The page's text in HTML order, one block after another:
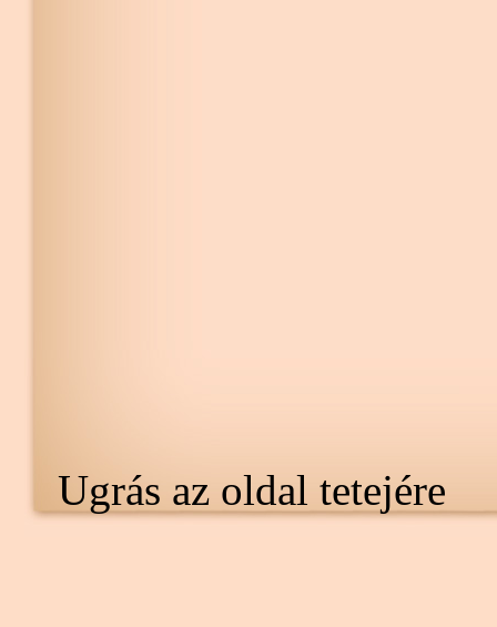
Ugrás az oldal tetejére